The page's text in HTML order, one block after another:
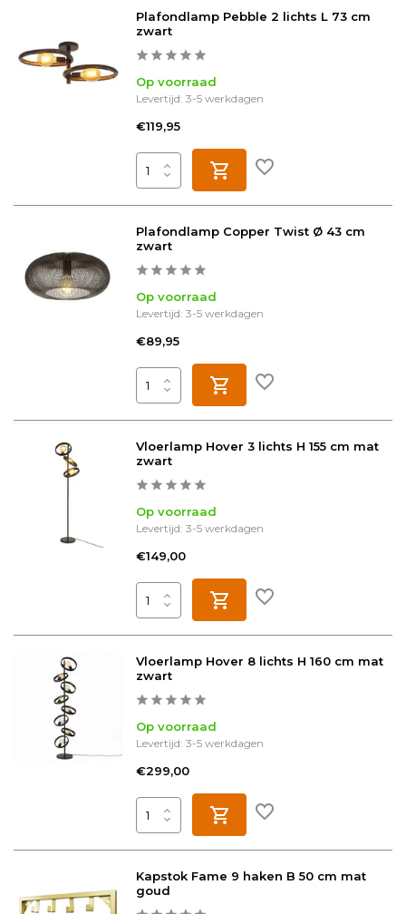
Plafondlamp Pebble 2 lichts L 73 cm
zwart
Op voorraad
Levertijd: 3-5 werkdagen
€119,95
Plafondlamp Copper Twist Ø 43 cm
zwart
Op voorraad
Levertijd: 3-5 werkdagen
€89,95
Vloerlamp Hover 3 lichts H 155 cm mat
zwart
Op voorraad
Levertijd: 3-5 werkdagen
€149,00
Vloerlamp Hover 8 lichts H 160 cm mat
zwart
Op voorraad
Levertijd: 3-5 werkdagen
€299,00
Kapstok Fame 9 haken B 50 cm mat
goud